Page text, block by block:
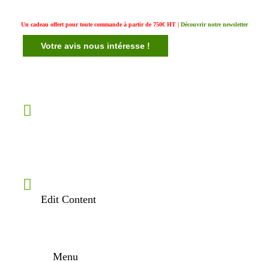
Un cadeau offert pour toute commande à partir de 750€ HT | Découvrir notre newsletter
Votre avis nous intéresse !
Edit Content
Menu